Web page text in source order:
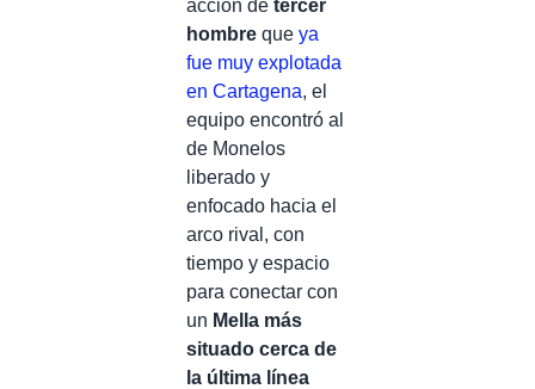
acción de tercer
hombre que ya
fue muy explotada
en Cartagena, el
equipo encontró al
de Monelos
liberado y
enfocado hacia el
arco rival, con
tiempo y espacio
para conectar con
un Mella más
situado cerca de
la última línea